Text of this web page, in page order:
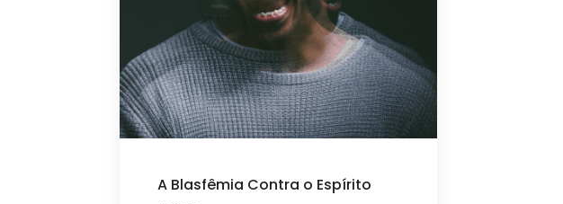
A Blasfêmia Contra o Espírito